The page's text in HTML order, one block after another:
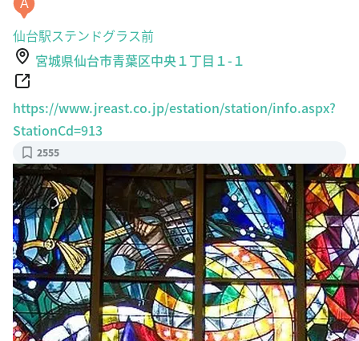
A
仙台駅ステンドグラス前
宮城県仙台市青葉区中央１丁目１-１
https://www.jreast.co.jp/estation/station/info.aspx?
StationCd=913
2555